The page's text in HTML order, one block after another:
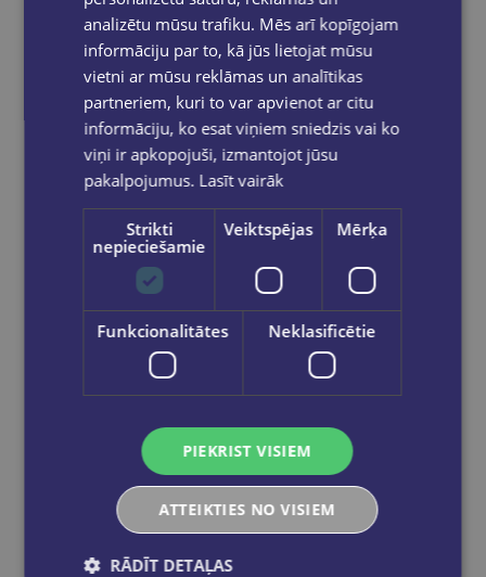
Līmlapiņas FOROFIS 76x76mm 320lp. (4 neona krāsas)
Add to cart
analizētu mūsu trafiku. Mēs arī kopīgojam
informāciju par to, kā jūs lietojat mūsu
vietni ar mūsu reklāmas un analītikas
partneriem, kuri to var apvienot ar citu
informāciju, ko esat viņiem sniedzis vai ko
viņi ir apkopojuši, izmantojot jūsu
pakalpojumus. Lasīt vairāk
Strikti
nepieciešamie
Veiktspējas Mērķa
Funkcionalitātes Neklasificētie
PIEKRIST VISIEM
ATTEIKTIES NO VISIEM
RĀDĪT DETAĻAS